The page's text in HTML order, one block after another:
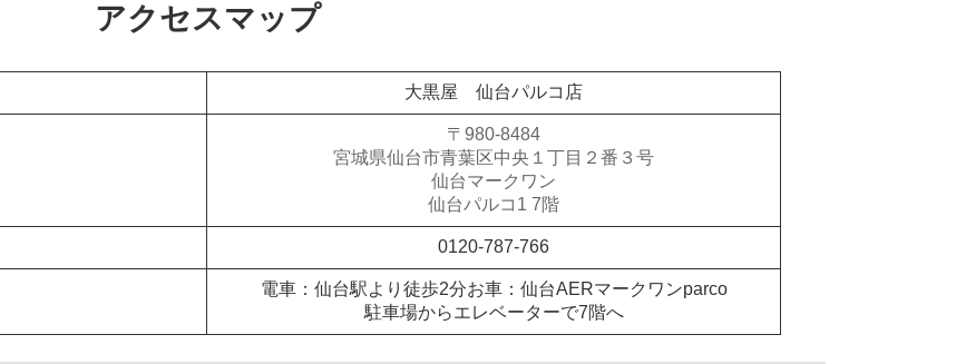
アクセスマップ
大黒屋 仙台パルコ店
〒980-8484
宮城県仙台市青葉区中央１丁目２番３号
仙台マークワン
仙台パルコ1 7階
0120-787-766
電車：仙台駅より徒歩2分お車：仙台AERマークワンparco
駐車場からエレベーターで7階へ